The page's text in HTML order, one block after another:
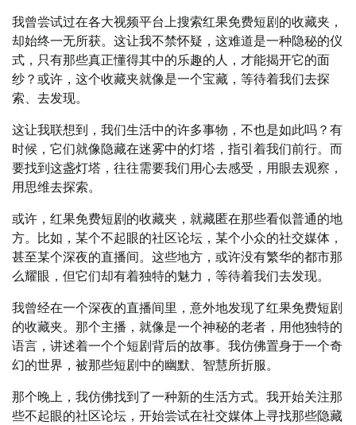
我曾尝试过在各大视频平台上搜索红果免费短剧的收藏夹，
却始终一无所获。这让我不禁怀疑，这难道是一种隐秘的仪
式，只有那些真正懂得其中的乐趣的人，才能揭开它的面
纱？或许，这个收藏夹就像是一个宝藏，等待着我们去探
索、去发现。
这让我联想到，我们生活中的许多事物，不也是如此吗？有
时候，它们就像隐藏在迷雾中的灯塔，指引着我们前行。而
要找到这盏灯塔，往往需要我们用心去感受，用眼去观察，
用思维去探索。
或许，红果免费短剧的收藏夹，就藏匿在那些看似普通的地
方。比如，某个不起眼的社区论坛，某个小众的社交媒体，
甚至某个深夜的直播间。这些地方，或许没有繁华的都市那
么耀眼，但它们却有着独特的魅力，等待着我们去发现。
我曾经在一个深夜的直播间里，意外地发现了红果免费短剧
的收藏夹。那个主播，就像是一个神秘的老者，用他独特的
语言，讲述着一个个短剧背后的故事。我仿佛置身于一个奇
幻的世界，被那些短剧中的幽默、智慧所折服。
那个晚上，我仿佛找到了一种新的生活方式。我开始关注那
些不起眼的社区论坛，开始尝试在社交媒体上寻找那些隐藏